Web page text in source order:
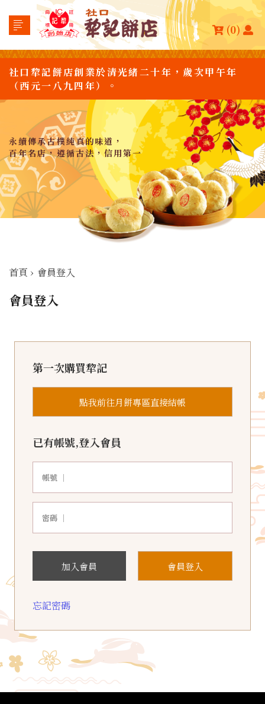
(0)
社口犂記餅店創業於清光緒二十年，歲次甲午年
（西元一八九四年）。
永續傳承古樸純真的味道，
百年名店，遵循古法，信用第一
首頁 › 會員登入
會員登入
第一次購買犂記
點我前往月餅專區直接結帳
已有帳號,登入會員
帳號 ｜
密碼 ｜
加入會員 會員登入
忘記密碼